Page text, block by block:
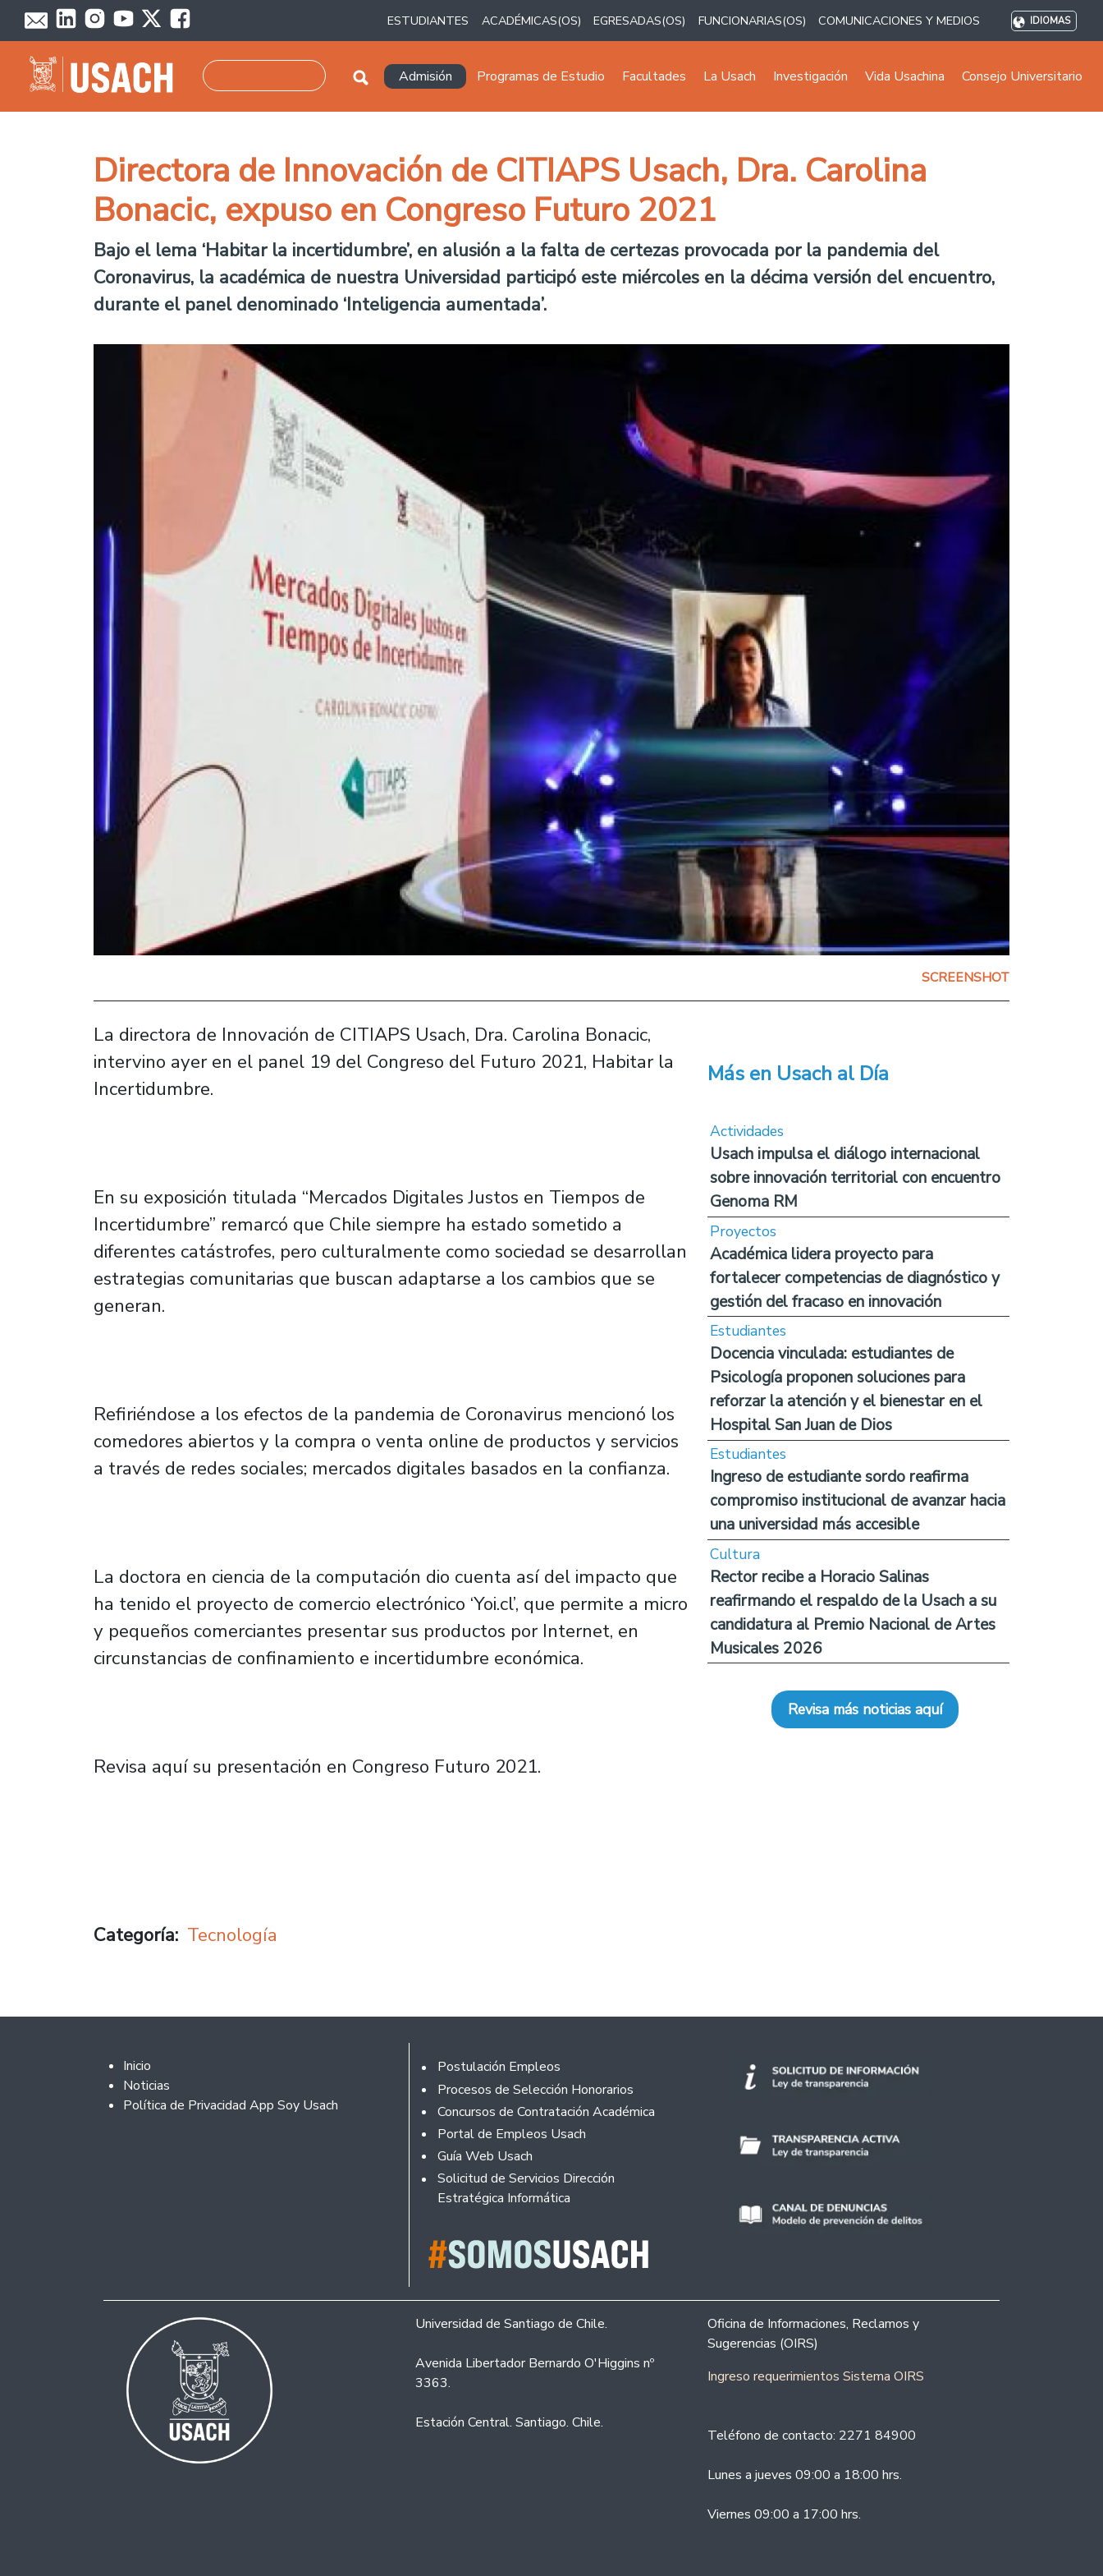
Pasar al contenido principal
ESTUDIANTES ACADÉMICAS(OS) EGRESADAS(OS) FUNCIONARIAS(OS) COMUNICACIONES Y MEDIOS IDIOMAS
Navegación principal
Admisión Programas de Estudio Facultades La Usach Investigación Vida Usachina Consejo Universitario
Directora de Innovación de CITIAPS Usach, Dra. Carolina
Bonacic, expuso en Congreso Futuro 2021
Bajo el lema ‘Habitar la incertidumbre’, en alusión a la falta de certezas provocada por la pandemia del
Coronavirus, la académica de nuestra Universidad participó este miércoles en la décima versión del encuentro,
durante el panel denominado ‘Inteligencia aumentada’.
SCREENSHOT
La directora de Innovación de CITIAPS Usach, Dra. Carolina Bonacic,
intervino ayer en el panel 19 del Congreso del Futuro 2021, Habitar la
Incertidumbre.
En su exposición titulada “Mercados Digitales Justos en Tiempos de
Incertidumbre” remarcó que Chile siempre ha estado sometido a
diferentes catástrofes, pero culturalmente como sociedad se desarrollan
estrategias comunitarias que buscan adaptarse a los cambios que se
generan.
Refiriéndose a los efectos de la pandemia de Coronavirus mencionó los
comedores abiertos y la compra o venta online de productos y servicios
a través de redes sociales; mercados digitales basados en la confianza.
La doctora en ciencia de la computación dio cuenta así del impacto que
ha tenido el proyecto de comercio electrónico ‘Yoi.cl’, que permite a micro
y pequeños comerciantes presentar sus productos por Internet, en
circunstancias de confinamiento e incertidumbre económica.
Revisa aquí su presentación en Congreso Futuro 2021.
Categoría Tecnología
Más en Usach al Día
Actividades
Usach impulsa el diálogo internacional
sobre innovación territorial con encuentro
Genoma RM
Proyectos
Académica lidera proyecto para
fortalecer competencias de diagnóstico y
gestión del fracaso en innovación
Estudiantes
Docencia vinculada: estudiantes de
Psicología proponen soluciones para
reforzar la atención y el bienestar en el
Hospital San Juan de Dios
Estudiantes
Ingreso de estudiante sordo reafirma
compromiso institucional de avanzar hacia
una universidad más accesible
Cultura
Rector recibe a Horacio Salinas
reafirmando el respaldo de la Usach a su
candidatura al Premio Nacional de Artes
Musicales 2026
Revisa más noticias aquí
Footer 2
Inicio
Noticias
Política de Privacidad App Soy Usach
Footer
Postulación Empleos
Procesos de Selección Honorarios
Concursos de Contratación Académica
Portal de Empleos Usach
Guía Web Usach
Solicitud de Servicios Dirección
Estratégica Informática
Universidad de Santiago de Chile.
Avenida Libertador Bernardo O'Higgins nº
3363.
Estación Central. Santiago. Chile.
Oficina de Informaciones, Reclamos y
Sugerencias (OIRS)
Ingreso requerimientos Sistema OIRS
Teléfono de contacto: 2271 84900
Lunes a jueves 09:00 a 18:00 hrs.
Viernes 09:00 a 17:00 hrs.